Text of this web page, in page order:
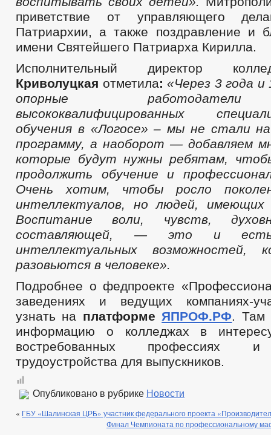
приветствие от управляющего
Патриархии, а также поздравление и
имени Святейшего Патриарха Кирилла.
Исполнительный директор
Криволуцкая отметила: «Через 3 года
опорные работодатели
высококвалифицированных
обучения в «Логосе» – мы не стали
программу, а наоборот — добавляем
которые будут нужны ребятам,
продолжить обучение и
Очень хотим, чтобы росло
интеллектуалов, но людей,
Воспитание воли, чувств,
составляющей, — это и
интеллектуальных возможностей,
разовьются в человеке».
Подробнее о федпроекте
заведениях и ведущих компаниях-
узнать на платформе ЯПРОФ.РФ. Там
информацию о колледжах в
востребованных профессиях и
трудоустройства для выпускников.
Опубликовано в рубрике Новости
« ГБУ «Шалинская ЦРБ» участник федерального проекта
Финал Чемпионата по профессиональному